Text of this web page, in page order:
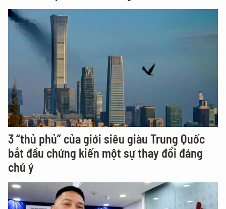
3 “thủ phủ” của giới siêu giàu Trung Quốc
bắt đầu chứng kiến một sự thay đổi đáng
chú ý